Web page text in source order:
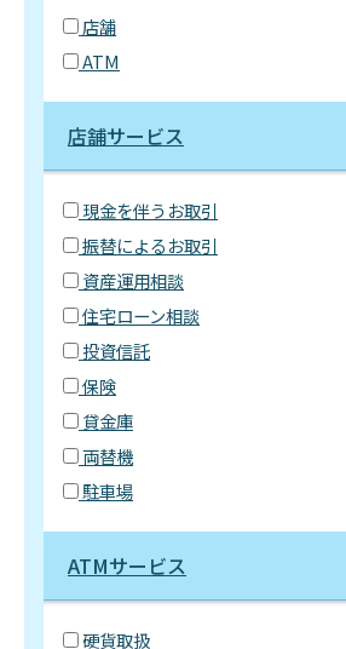
店舗
ATM
店舗サービス
現金を伴うお取引
振替によるお取引
資産運用相談
住宅ローン相談
投資信託
保険
貸金庫
両替機
駐車場
ATMサービス
硬貨取扱